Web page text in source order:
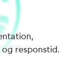
responstid.